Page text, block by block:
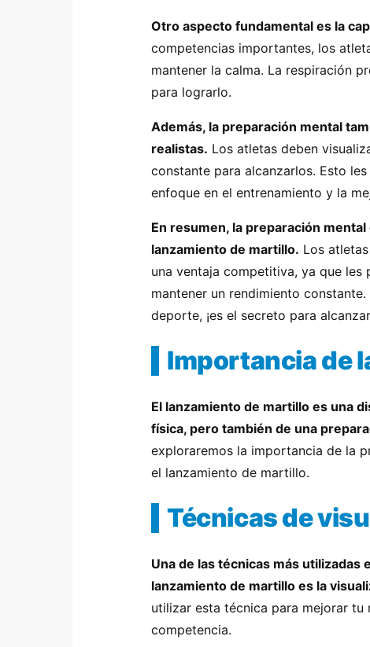
Otro aspecto fundamental es la
competencias importantes, los
mantener la calma. La respiración
para lograrlo.
Además, la preparación mental
realistas. Los atletas deben
constante para alcanzarlos. Esto
enfoque en el entrenamiento y la
En resumen, la preparación
lanzamiento de martillo. Los
una ventaja competitiva, ya que
mantener un rendimiento
deporte, ¡es el secreto para
Importancia de
El lanzamiento de martillo es una
física, pero también de una
exploraremos la importancia de la
el lanzamiento de martillo.
Técnicas de
Una de las técnicas más utilizadas
lanzamiento de martillo es la
utilizar esta técnica para mejorar
competencia.